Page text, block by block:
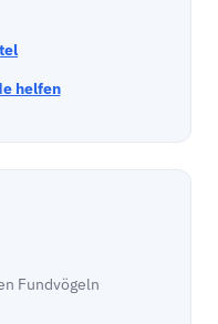
helfen
Fundvögeln